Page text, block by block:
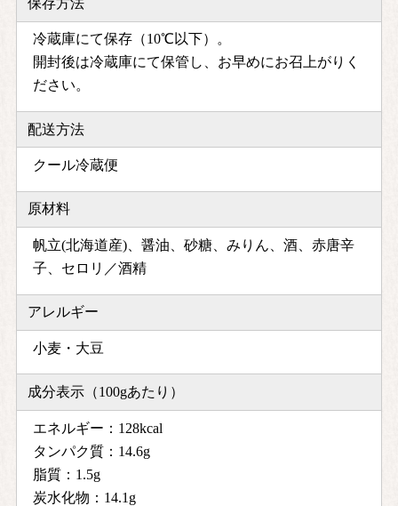
冷蔵庫にて保存（10℃以下）。
開封後は冷蔵庫にて保管し、お早めにお召上がりく
ださい。
配送方法
クール冷蔵便
原材料
帆立(北海道産)、醤油、砂糖、みりん、酒、赤唐辛
子、セロリ／酒精
アレルギー
小麦・大豆
成分表示（100gあたり）
エネルギー：128kcal
タンパク質：14.6g
脂質：1.5g
炭水化物：14.1g